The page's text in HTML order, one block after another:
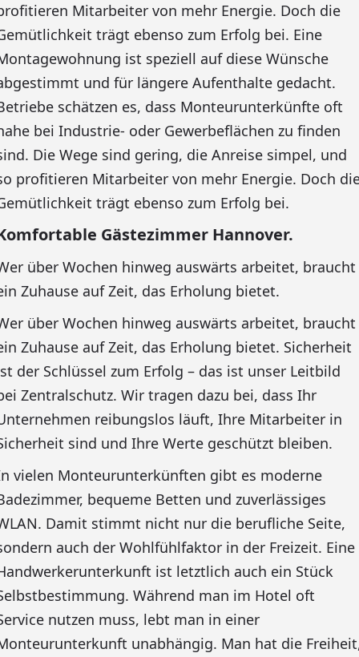
Mitarbeiter von mehr Energie. Doch die
trägt ebenso zum Erfolg bei. Eine
ist speziell auf diese Wünsche
und für längere Aufenthalte gedacht.
schätzen es, dass Monteurunterkünfte oft
bei Industrie- oder Gewerbeflächen zu finden
Die Wege sind gering, die Anreise simpel, und
profitieren Mitarbeiter von mehr Energie. Doch
trägt ebenso zum Erfolg bei.
Gästezimmer Hannover.
über Wochen hinweg auswärts arbeitet, braucht
Zuhause auf Zeit, das Erholung bietet.
über Wochen hinweg auswärts arbeitet, braucht
Zuhause auf Zeit, das Erholung bietet. Sicherheit
der Schlüssel zum Erfolg – das ist unser Leitbild
Zentralschutz. Wir tragen dazu bei, dass Ihr
reibungslos läuft, Ihre Mitarbeiter in
sind und Ihre Werte geschützt bleiben.
vielen Monteurunterkünften gibt es moderne
bequeme Betten und zuverlässiges
Damit stimmt nicht nur die berufliche Seite,
auch der Wohlfühlfaktor in der Freizeit. Eine
ist letztlich auch ein Stück
Während man im Hotel oft
nutzen muss, lebt man in einer
unabhängig. Man hat die